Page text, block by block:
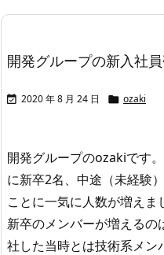
開発グループの新入社
 2020 年 8 月 24 日  ozaki
開発グループのozakiです。
に新卒2名、中途（未経験
ことに一気に人数が増えま
新卒のメンバーが増えるの
社した当時とは技術系メ